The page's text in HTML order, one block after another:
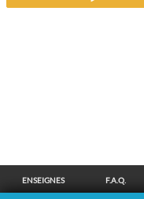
ENSEIGNES F.A.Q.